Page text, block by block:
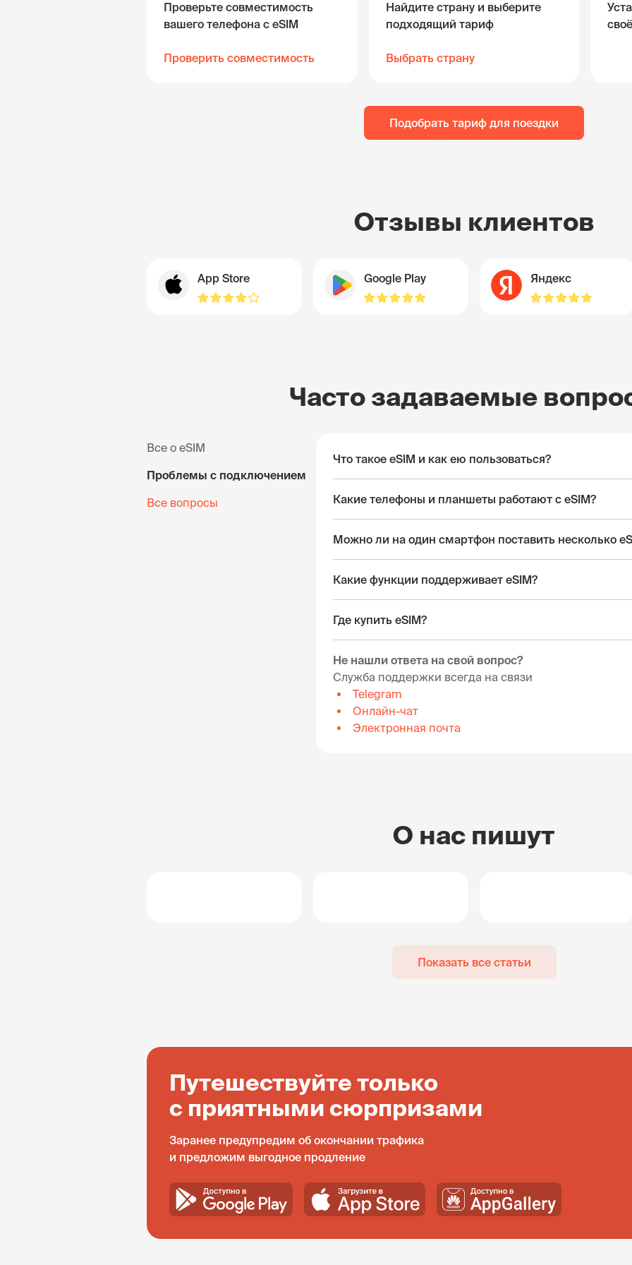
Проверьте совместимость
вашего телефона с eSIM
Проверить совместимость
Найдите страну и выберите
подходящий тариф
Выбрать страну
Подобрать тариф для поездки
Отзывы клиентов
App Store Google Play Яндекс
Часто задаваемые
Все о eSIM
Проблемы с подключением
Все вопросы
Что такое eSIM и как ею пользоваться?
Какие телефоны и планшеты работают с eSIM?
Можно ли на один смартфон поставить несколько
Какие функции поддерживает eSIM?
Где купить eSIM?
Не нашли ответа на свой вопрос?
Служба поддержки всегда на связи
Telegram
Онлайн-чат
Электронная почта
О нас пишут
Показать все статьи
Путешествуйте только
с приятными сюрпризами
Заранее предупредим об окончании трафика
и предложим выгодное продление